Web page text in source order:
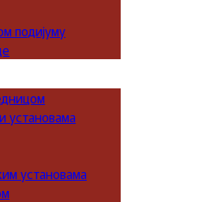
подијуму
установама
установама